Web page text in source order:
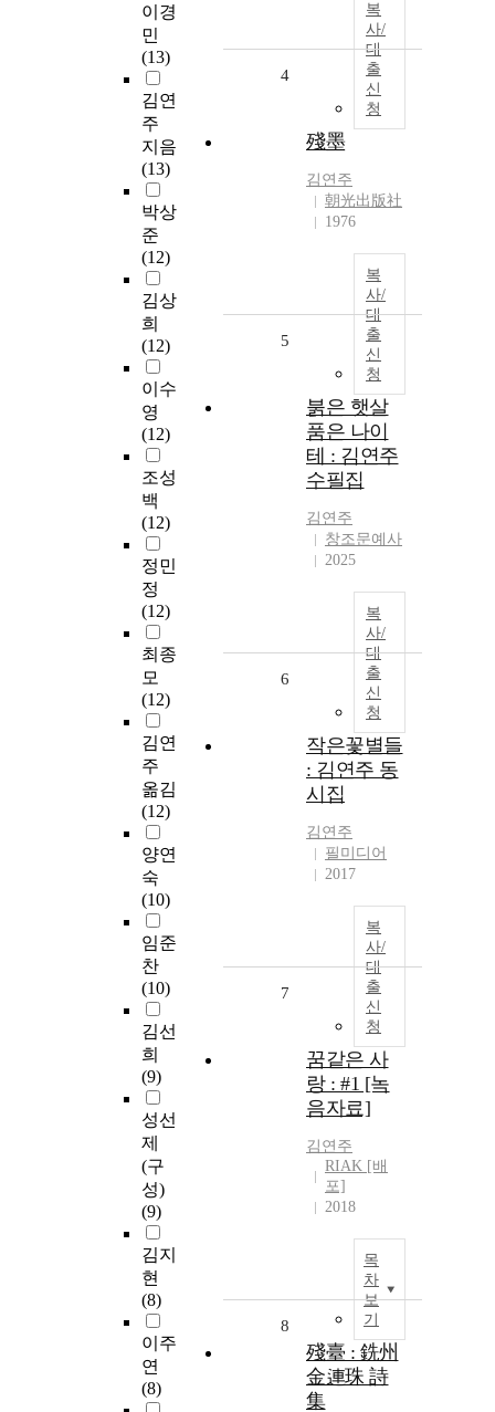
이경
민
(13)
김연
주
지음
(13)
박상
준
(12)
김상
희
(12)
이수
영
(12)
조성
백
(12)
정민
정
(12)
최종
모
(12)
김연
주
옮김
(12)
양연
숙
(10)
임준
찬
(10)
김선
희
(9)
성선
제
(구
성)
(9)
김지
현
(8)
이주
연
(8)
복
사/
대
출
신
청
4
殘墨
김연주
朝光出版社
1976
복
사/
대
출
신
청
5
붉은 햇살
품은 나이
테 : 김연주
수필집
김연주
창조문예사
2025
복
사/
대
출
신
청
6
작은꽃별들
: 김연주 동
시집
김연주
필미디어
2017
복
사/
대
출
신
청
7
꿈같은 사
랑 : #1 [녹
음자료]
김연주
RIAK [배
포]
2018
목
차
보
기
8
殘臺 : 銑州
金連珠 詩
集